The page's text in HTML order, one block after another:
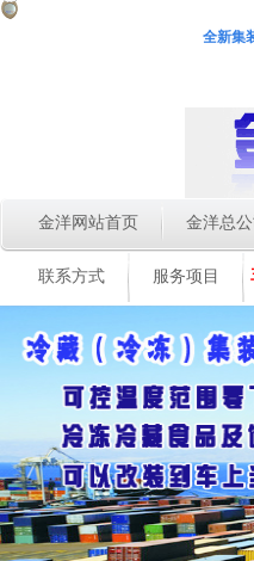
全新集
金洋网站首页 金洋总
联系方式 服务项目